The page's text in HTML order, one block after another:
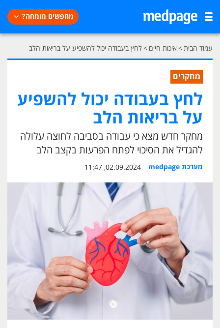
מחפשים מומחה?
עמוד הבית> איכות חיים >לחץ בעבודה יכול להשפיע על בריאות הלב
מחקרים
לחץ בעבודה יכול להשפיע
על בריאות הלב
מחקר חדש מצא כי עבודה בסביבה לחוצה עלולה
להגדיל את הסיכוי לפתח הפרעות בקצב הלב
מערכת medpage 02.09.2024, 11:47